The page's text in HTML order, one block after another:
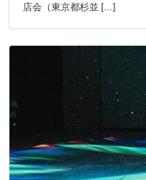
店会（東京都杉並 […]